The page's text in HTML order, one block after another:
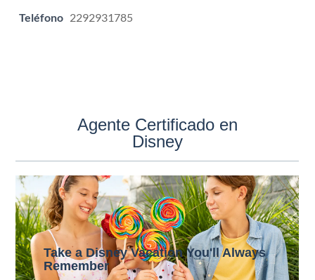
Teléfono 2292931785